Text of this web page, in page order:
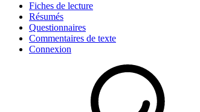
Fiches de lecture
Résumés
Questionnaires
Commentaires de texte
Connexion